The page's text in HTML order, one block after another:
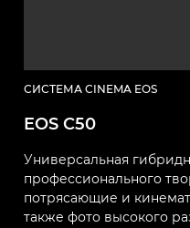
СИСТЕМА CINEMA EOS
EOS C50
Универсальная
профессионального
потрясающие и
также фото высокого